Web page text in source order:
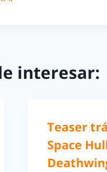
interesar:
Teaser
Space